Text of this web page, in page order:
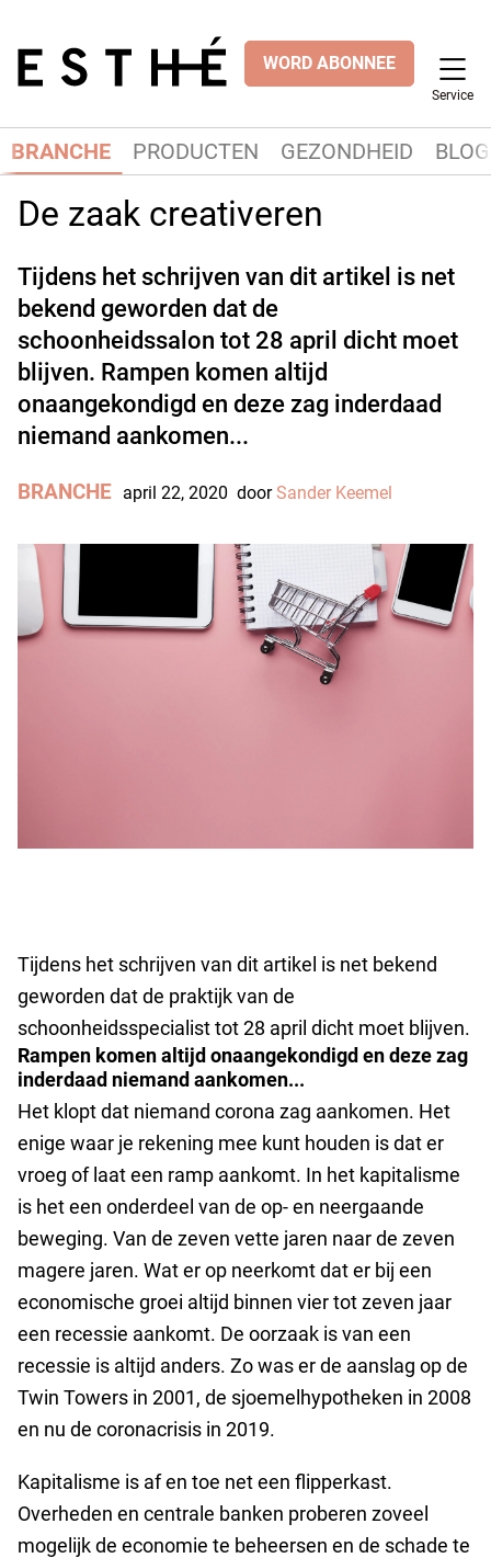
WORD ABONNEE
Service
BRANCHE PRODUCTEN GEZONDHEID
De zaak creativeren
Tijdens het schrijven van dit artikel is net
bekend geworden dat de
schoonheidssalon tot 28 april dicht moet
blijven. Rampen komen altijd
onaangekondigd en deze zag inderdaad
niemand aankomen...
BRANCHE april 22, 2020 doorSander Keemel
Tijdens het schrijven van dit artikel is net bekend
geworden dat de praktijk van de
schoonheidsspecialist tot 28 april dicht moet blijven.
Rampen komen altijd onaangekondigd en deze zag
inderdaad niemand aankomen...
Het klopt dat niemand corona zag aankomen. Het
enige waar je rekening mee kunt houden is dat er
vroeg of laat een ramp aankomt. In het kapitalisme
is het een onderdeel van de op- en neergaande
beweging. Van de zeven vette jaren naar de zeven
magere jaren. Wat er op neerkomt dat er bij een
economische groei altijd binnen vier tot zeven jaar
een recessie aankomt. De oorzaak is van een
recessie is altijd anders. Zo was er de aanslag op de
Twin Towers in 2001, de sjoemelhypotheken in 2008
en nu de coronacrisis in 2019.
Kapitalisme is af en toe net een flipperkast.
Overheden en centrale banken proberen zoveel
mogelijk de economie te beheersen en de schade te